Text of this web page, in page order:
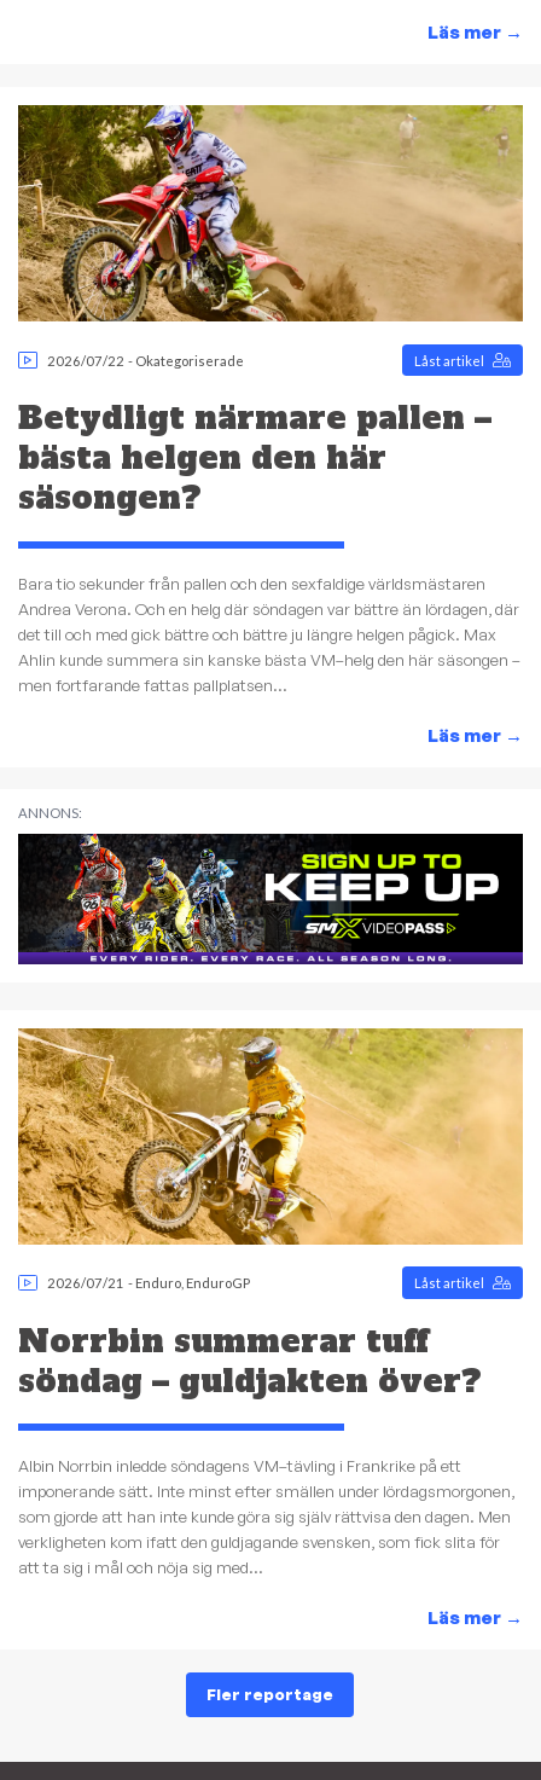
Läs mer →
2026/07/22 - Okategoriserade Låst artikel
Betydligt närmare pallen –
bästa helgen den här
säsongen?
Bara tio sekunder från pallen och den sexfaldige världsmästaren
Andrea Verona. Och en helg där söndagen var bättre än lördagen, där
det till och med gick bättre och bättre ju längre helgen pågick. Max
Ahlin kunde summera sin kanske bästa VM–helg den här säsongen –
men fortfarande fattas pallplatsen...
Läs mer →
ANNONS:
2026/07/21 - Enduro EnduroGP Låst artikel
Norrbin summerar tuff
söndag – guldjakten över?
Albin Norrbin inledde söndagens VM–tävling i Frankrike på ett
imponerande sätt. Inte minst efter smällen under lördagsmorgonen,
som gjorde att han inte kunde göra sig själv rättvisa den dagen. Men
verkligheten kom ifatt den guldjagande svensken, som fick slita för
att ta sig i mål och nöja sig med...
Läs mer →
Fler reportage